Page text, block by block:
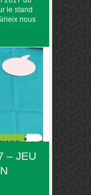
le stand
nous
– JEU